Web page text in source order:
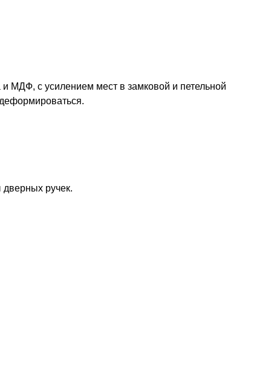
МДФ, с усилением мест в замковой и петельной
ручек.